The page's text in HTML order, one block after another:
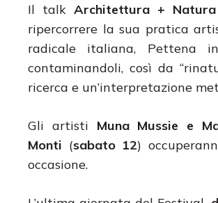
Il talk Architettura + Natura
ripercorrere la sua pratica
radicale italiana, Pettena
contaminandoli, così da
ricerca e un’interpretazione
Gli artisti Muna Mussie e
Monti (sabato 12)
occasione.